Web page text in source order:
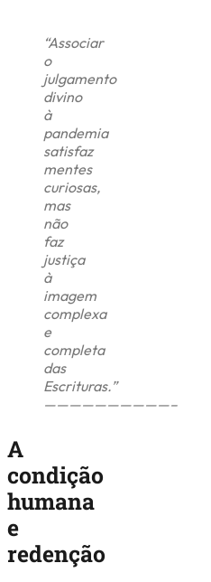
“Associar
o
julgamento
divino
à
pandemia
satisfaz
mentes
curiosas,
mas
não
faz
justiça
à
imagem
complexa
e
completa
das
Escrituras.”
——————————–
A
condição
humana
e
redenção